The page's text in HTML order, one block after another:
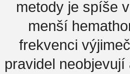
metody je spíše
menší
frekvenci
pravidel